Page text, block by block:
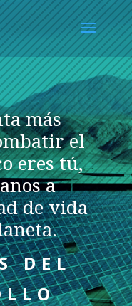
más
el
eres tú,
a
de vida
DEL